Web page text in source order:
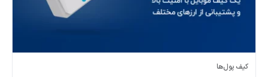
کیف پول‌‌ها